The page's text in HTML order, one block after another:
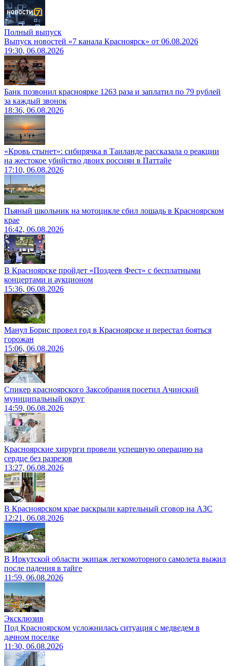
Полный выпуск
Выпуск новостей «7 канала Красноярск» от 06.08.2026
19:30, 06.08.2026
Банк позвонил красноярке 1263 раза и заплатил по 79 рублей
за каждый звонок
18:36, 06.08.2026
«Кровь стынет»: сибирячка в Таиланде рассказала о реакции
на жестокое убийство двоих россиян в Паттайе
17:10, 06.08.2026
Пьяный школьник на мотоцикле сбил лошадь в Красноярском
крае
16:42, 06.08.2026
В Красноярске пройдет «Поздеев Фест» с бесплатными
концертами и аукционом
15:36, 06.08.2026
Манул Борис провел год в Красноярске и перестал бояться
горожан
15:06, 06.08.2026
Спикер красноярского Заксобрания посетил Ачинский
муниципальный округ
14:59, 06.08.2026
Красноярские хирурги провели успешную операцию на
сердце без разрезов
13:27, 06.08.2026
В Красноярском крае раскрыли картельный сговор на АЗС
12:21, 06.08.2026
В Иркутской области экипаж легкомоторного самолета выжил
после падения в тайге
11:59, 06.08.2026
Эксклюзив
Под Красноярском усложнилась ситуация с медведем в
дачном поселке
11:30, 06.08.2026